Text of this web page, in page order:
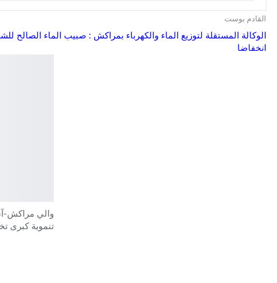
القادم بوست
الوكالة المستقلة لتوزيع الماء والكهرباء بمراكش : صبيب الماء الصالح
انخفاضا
والي مراكش-
تنموية كبرى